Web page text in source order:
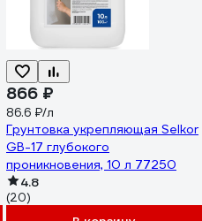
866 ₽
86.6 ₽/л
Грунтовка укрепляющая Selkor
GB-17 глубокого
проникновения, 10 л 77250
4.8
(20)